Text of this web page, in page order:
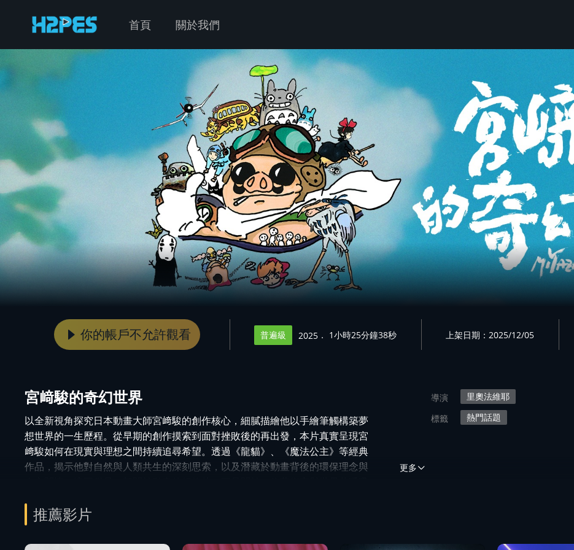
首頁 關於我們
你的帳戶不允許觀看 普遍級 2025 ． 1小時25分鐘38秒 上架日期：2025/12/05
宮﨑駿的奇幻世界
以全新視角探究日本動畫大師宮﨑駿的創作核心，細膩描繪他以手繪筆觸構築夢
想世界的一生歷程。從早期的創作摸索到面對挫敗後的再出發，本片真實呈現宮
﨑駿如何在現實與理想之間持續追尋希望。透過《龍貓》、《魔法公主》等經典
作品，揭示他對自然與人類共生的深刻思索，以及潛藏於動畫背後的環保理念與
導演
里奧法維耶
標籤
熱門話題
更多
推薦影片